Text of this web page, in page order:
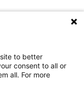
to better
consent to all or
all. For more